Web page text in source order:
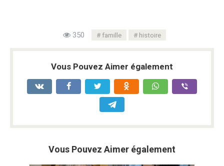
350 famille histoire
Vous Pouvez Aimer également
Vous Pouvez Aimer également